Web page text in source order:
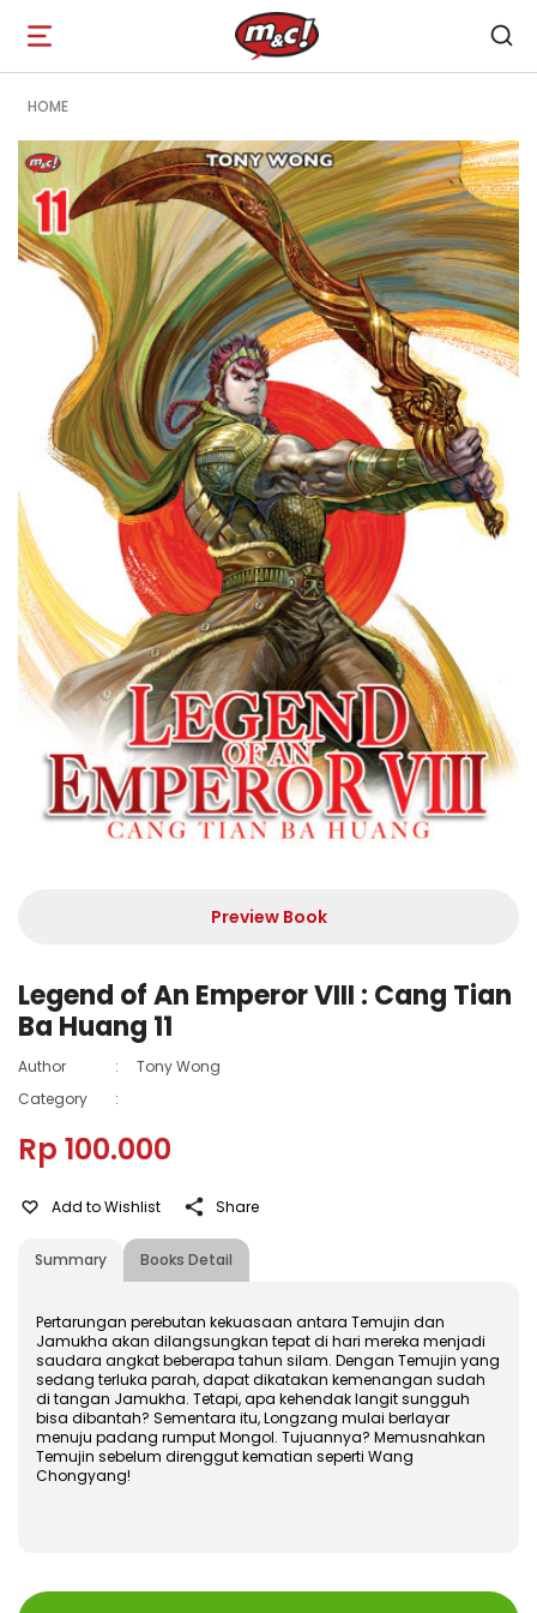
Open
navigation
HOME
Preview Book
Legend of An Emperor VIII : Cang Tian
Ba Huang 11
Author :
Tony Wong
Category
:
Rp 100.000
Summary Books Detail
Add to Wishlist Share
Pertarungan perebutan kekuasaan antara Temujin dan
Jamukha akan dilangsungkan tepat di hari mereka menjadi
saudara angkat beberapa tahun silam. Dengan Temujin yang
sedang terluka parah, dapat dikatakan kemenangan sudah
di tangan Jamukha. Tetapi, apa kehendak langit sungguh
bisa dibantah? Sementara itu, Longzang mulai berlayar
menuju padang rumput Mongol. Tujuannya? Memusnahkan
Temujin sebelum direnggut kematian seperti Wang
Chongyang!
ISBN :
978-602-480-410-7